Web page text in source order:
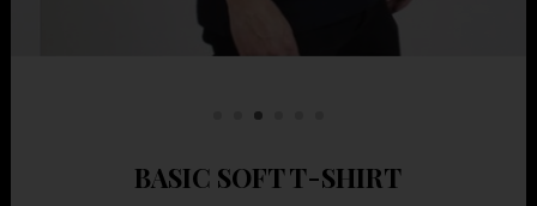
BASIC SOFT T-SHIRT